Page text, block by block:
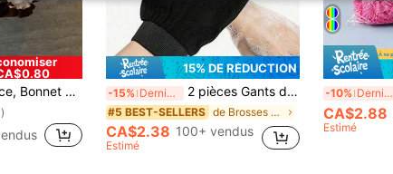
papillon, Couvre-cheveux de bain élastique pour femmes, Couvre-cheveux pour la cuisine et l'usage domestique Décoration de salle de bain d'été Retour à l'école
15% DE RÉDUCTION
-15% Derniers 3 jours 2 pièces Gants de bain exfoliants profonds, élimination douce et efficace des peaux mortes, gants de bain éclaircissants, convient aux hommes et aux femmes, élimination efficace de la saleté, accessoire de douche pratique pour les soins corporels quotidiens de la salle de bain
#5 BEST-SELLERS de Brosses de bain, éponges et récureurs
CA$2.38 100+ vendus
Estimé
-10% Derniers 3 jours
CA$2.88
Estimé